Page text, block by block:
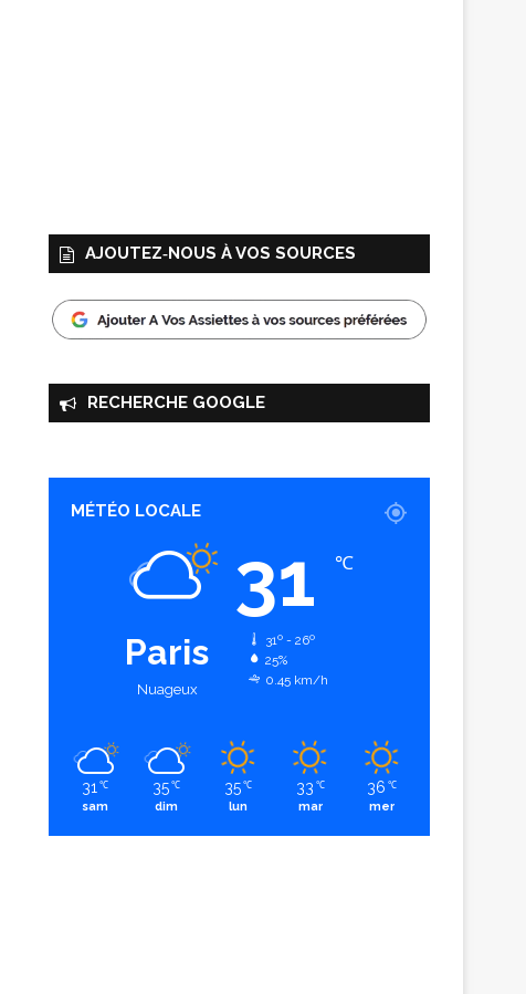
AJOUTEZ‑NOUS À VOS SOURCES
RECHERCHE GOOGLE
MÉTÉO LOCALE
Paris
Nuageux
31 ℃
31º - 26º
25%
0.45 km/h
31 ℃
sam
35 ℃
dim
35 ℃
lun
33 ℃
mar
36 ℃
mer